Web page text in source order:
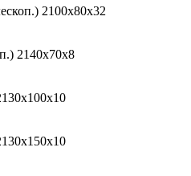
2100х80х32
2140x70x8